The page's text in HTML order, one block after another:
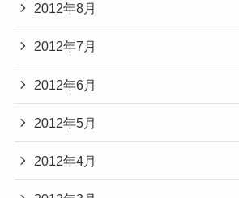
2012年8月
2012年7月
2012年6月
2012年5月
2012年4月